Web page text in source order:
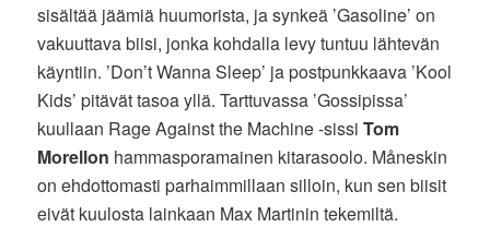
sisältää jäämiä huumorista, ja synkeä ’Gasoline’ on
vakuuttava biisi, jonka kohdalla levy tuntuu lähtevän
käyntiin. ’Don’t Wanna Sleep’ ja postpunkkaava ’Kool
Kids’ pitävät tasoa yllä. Tarttuvassa ’Gossipissa’
kuullaan Rage Against the Machine -sissiTom
Morellon hammasporamainen kitarasoolo. Måneskin
on ehdottomasti parhaimmillaan silloin, kun sen biisit
eivät kuulosta lainkaan Max Martinin tekemiltä.